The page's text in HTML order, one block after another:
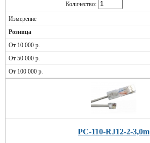
Количество:
PC-110-RJ12-2-3,0m